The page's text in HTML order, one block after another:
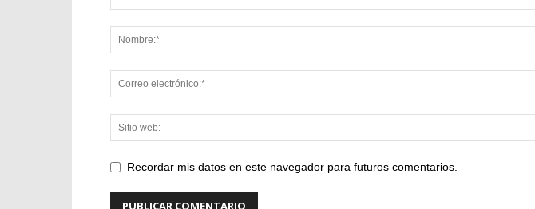
Recordar mis datos en este navegador para futuros comentarios.